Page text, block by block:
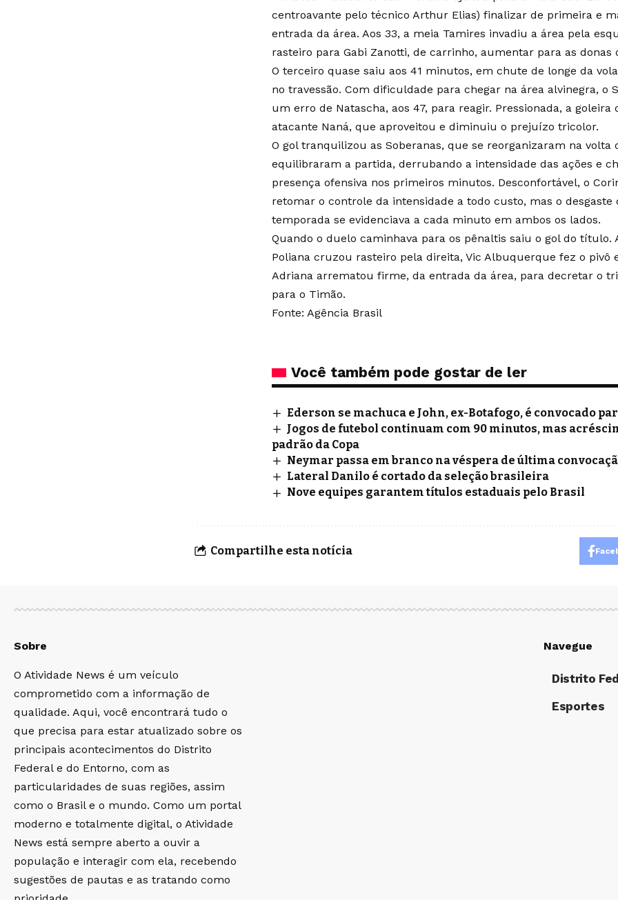
centroavante pelo técnico Arthur Elias) finalizar de primeira e
entrada da área. Aos 33, a meia Tamires invadiu a área pela
rasteiro para Gabi Zanotti, de carrinho, aumentar para as donas
O terceiro quase saiu aos 41 minutos, em chute de longe da
no travessão. Com dificuldade para chegar na área alvinegra, o
um erro de Natascha, aos 47, para reagir. Pressionada, a goleira
atacante Naná, que aproveitou e diminuiu o prejuízo tricolor.
O gol tranquilizou as Soberanas, que se reorganizaram na volta
equilibraram a partida, derrubando a intensidade das ações e
presença ofensiva nos primeiros minutos. Desconfortável, o
retomar o controle da intensidade a todo custo, mas o desgaste
temporada se evidenciava a cada minuto em ambos os lados.
Quando o duelo caminhava para os pênaltis saiu o gol do título.
Poliana cruzou rasteiro pela direita, Vic Albuquerque fez o pivô
Adriana arrematou firme, da entrada da área, para decretar o
para o Timão.
Fonte: Agência Brasil
Você também pode gostar de ler
Ederson se machuca e John, ex-Botafogo, é convocado
Jogos de futebol continuam com 90 minutos, mas
padrão da Copa
Neymar passa em branco na véspera de última
Lateral Danilo é cortado da seleção brasileira
Nove equipes garantem títulos estaduais pelo Brasil
Compartilhe esta notícia
Sobre
O Atividade News é um veículo
comprometido com a informação de
qualidade. Aqui, você encontrará tudo o
que precisa para estar atualizado sobre os
principais acontecimentos do Distrito
Federal e do Entorno, com as
particularidades de suas regiões, assim
como o Brasil e o mundo. Como um portal
moderno e totalmente digital, o Atividade
News está sempre aberto a ouvir a
população e interagir com ela, recebendo
sugestões de pautas e as tratando como
Navegue
Distrito
Esportes